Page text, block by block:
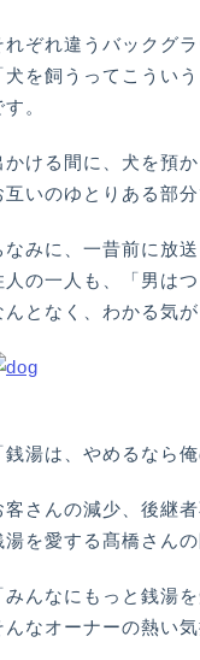
れぞれ違うバックグ
犬を飼うってこうい
す。
かける間に、犬を預
互いのゆとりある部
なみに、一昔前に放
人の一人も、「男は
んとなく、わかる気が
銭湯は、やめるなら
客さんの減少、後継
湯を愛する髙橋さん
みんなにもっと銭湯
んなオーナーの熱い